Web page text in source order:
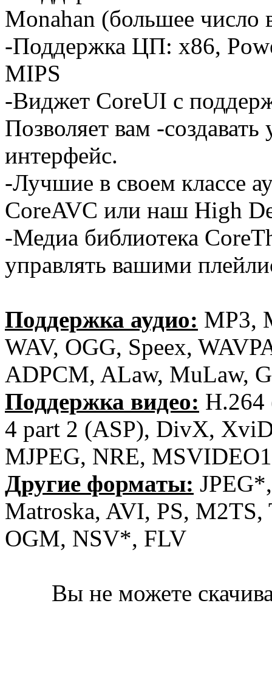
Monahan (большее число
-Поддержка ЦП: x86,
MIPS
-Виджет CoreUI с
Позволяет вам -
интерфейс.
-Лучшие в своем классе
CoreAVC или наш High
-Медиа библиотека
управлять вашими
Поддержка аудио: MP3,
WAV, OGG, Speex,
ADPCM, ALaw, MuLaw,
Поддержка видео:
4 part 2 (ASP), DivX,
MJPEG, NRE, MSVIDEO1
Другие форматы:
Matroska, AVI, PS,
OGM, NSV*, FLV
Вы не можете